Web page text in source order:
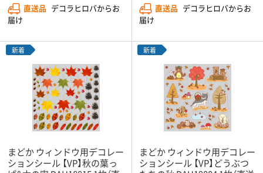
直送品 デコラヒロバからお
届け
直送品 デコラヒロバからお
届け
新着
まどか ウィンドウ用デコレー
ションシール 【VP】秋の葉っ
新着
まどか ウィンドウ用デコレー
ションシール 【VP】どうぶつ